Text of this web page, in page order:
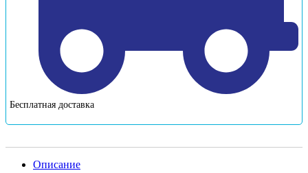
Бесплатная доставка
Описание